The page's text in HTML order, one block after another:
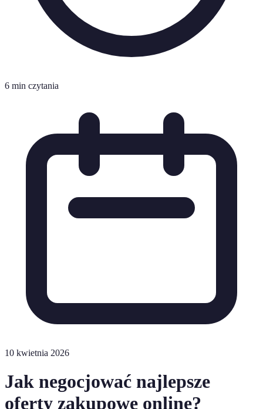
6 min czytania
10 kwietnia 2026
Jak negocjować najlepsze
oferty zakupowe online?